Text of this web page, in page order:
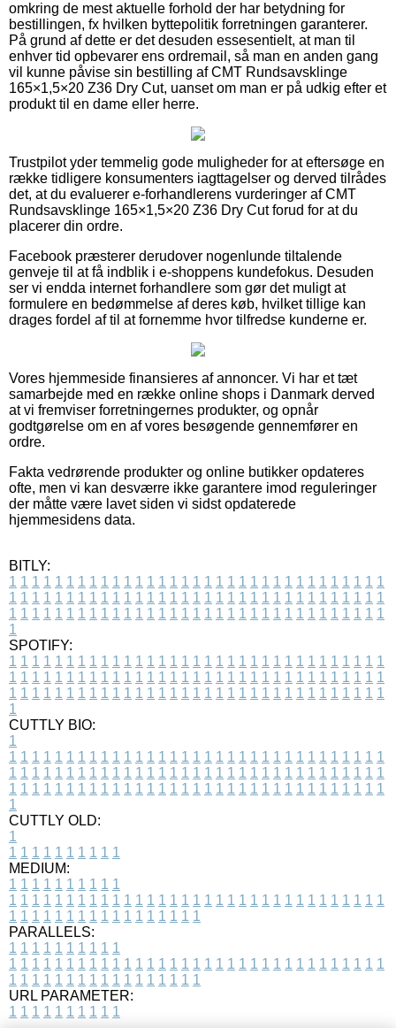
omkring de mest aktuelle forhold der har betydning for
bestillingen, fx hvilken byttepolitik forretningen garanterer.
På grund af dette er det desuden essesentielt, at man til
enhver tid opbevarer ens ordremail, så man en anden gang
vil kunne påvise sin bestilling af CMT Rundsavsklinge
165×1,5×20 Z36 Dry Cut, uanset om man er på udkig efter et
produkt til en dame eller herre.
Trustpilot yder temmelig gode muligheder for at eftersøge en
række tidligere konsumenters iagttagelser og derved tilrådes
det, at du evaluerer e-forhandlerens vurderinger af CMT
Rundsavsklinge 165×1,5×20 Z36 Dry Cut forud for at du
placerer din ordre.
Facebook præsterer derudover nogenlunde tiltalende
genveje til at få indblik i e-shoppens kundefokus. Desuden
ser vi endda internet forhandlere som gør det muligt at
formulere en bedømmelse af deres køb, hvilket tillige kan
drages fordel af til at fornemme hvor tilfredse kunderne er.
Vores hjemmeside finansieres af annoncer. Vi har et tæt
samarbejde med en række online shops i Danmark derved
at vi fremviser forretningernes produkter, og opnår
godtgørelse om en af vores besøgende gennemfører en
ordre.
Fakta vedrørende produkter og online butikker opdateres
ofte, men vi kan desværre ikke garantere imod reguleringer
der måtte være lavet siden vi sidst opdaterede
hjemmesidens data.
BITLY:
1 1 1 1 1 1 1 1 1 1 1 1 1 1 1 1 1 1 1 1 1 1 1 1 1 1 1 1 1 1 1 1 1
1 1 1 1 1 1 1 1 1 1 1 1 1 1 1 1 1 1 1 1 1 1 1 1 1 1 1 1 1 1 1 1 1
1 1 1 1 1 1 1 1 1 1 1 1 1 1 1 1 1 1 1 1 1 1 1 1 1 1 1 1 1 1 1 1 1
1
SPOTIFY:
1 1 1 1 1 1 1 1 1 1 1 1 1 1 1 1 1 1 1 1 1 1 1 1 1 1 1 1 1 1 1 1 1
1 1 1 1 1 1 1 1 1 1 1 1 1 1 1 1 1 1 1 1 1 1 1 1 1 1 1 1 1 1 1 1 1
1 1 1 1 1 1 1 1 1 1 1 1 1 1 1 1 1 1 1 1 1 1 1 1 1 1 1 1 1 1 1 1 1
1
CUTTLY BIO:
1
1 1 1 1 1 1 1 1 1 1 1 1 1 1 1 1 1 1 1 1 1 1 1 1 1 1 1 1 1 1 1 1 1
1 1 1 1 1 1 1 1 1 1 1 1 1 1 1 1 1 1 1 1 1 1 1 1 1 1 1 1 1 1 1 1 1
1 1 1 1 1 1 1 1 1 1 1 1 1 1 1 1 1 1 1 1 1 1 1 1 1 1 1 1 1 1 1 1 1
1
CUTTLY OLD:
1
1 1 1 1 1 1 1 1 1 1
MEDIUM:
1 1 1 1 1 1 1 1 1 1
1 1 1 1 1 1 1 1 1 1 1 1 1 1 1 1 1 1 1 1 1 1 1 1 1 1 1 1 1 1 1 1 1
1 1 1 1 1 1 1 1 1 1 1 1 1 1 1 1 1
PARALLELS:
1 1 1 1 1 1 1 1 1 1
1 1 1 1 1 1 1 1 1 1 1 1 1 1 1 1 1 1 1 1 1 1 1 1 1 1 1 1 1 1 1 1 1
1 1 1 1 1 1 1 1 1 1 1 1 1 1 1 1 1
URL PARAMETER:
1 1 1 1 1 1 1 1 1 1